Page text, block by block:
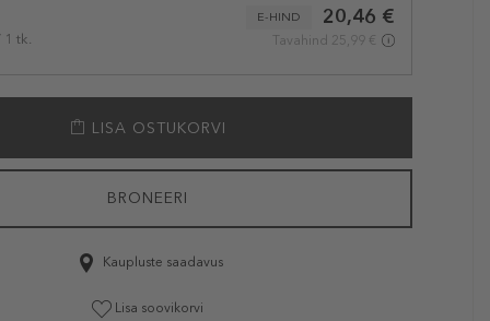
1 tk.
20,46 €
E-HIND
Tavahind 25,99 €
LISA OSTUKORVI
BRONEERI
Kaupluste saadavus
Lisa soovikorvi